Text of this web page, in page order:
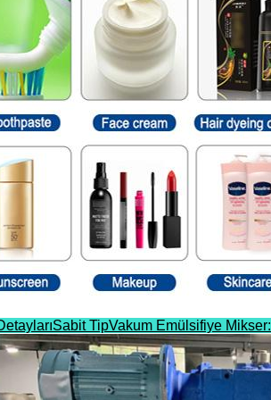
Sabit TipVakum Emülsifiye Mikser: